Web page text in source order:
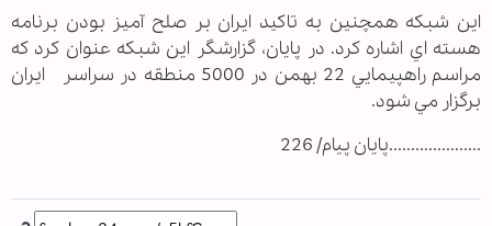
اين شبکه همچنين به تاکيد ايران بر صلح آميز بودن برنامه
هسته اي اشاره کرد. در پايان، گزارشگر اين شبکه عنوان کرد که
مراسم راهپيمايي 22 بهمن در 5000 منطقه در سراسر ايران
برگزار مي شود.
.....................پایان پیام/ 226